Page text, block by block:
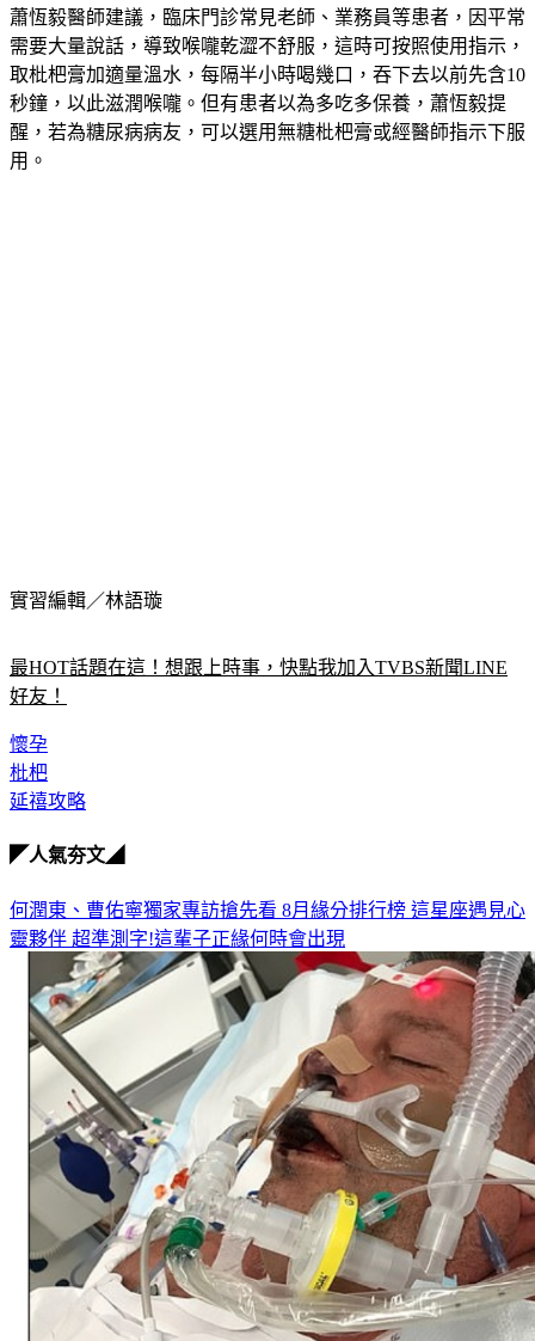
蕭恆毅醫師建議，臨床門診常見老師、業務員等患者，因平常
需要大量說話，導致喉嚨乾澀不舒服，這時可按照使用指示，
取枇杷膏加適量溫水，每隔半小時喝幾口，吞下去以前先含10
秒鐘，以此滋潤喉嚨。但有患者以為多吃多保養，蕭恆毅提
醒，若為糖尿病病友，可以選用無糖枇杷膏或經醫師指示下服
最HOT話題在這！想跟上時事，快點我加入TVBS新聞LINE
懷孕
枇杷
何潤東、曹佑寧獨家專訪搶先看8月緣分排行榜 這星座遇見心
靈夥伴超準測字!這輩子正緣何時會出現